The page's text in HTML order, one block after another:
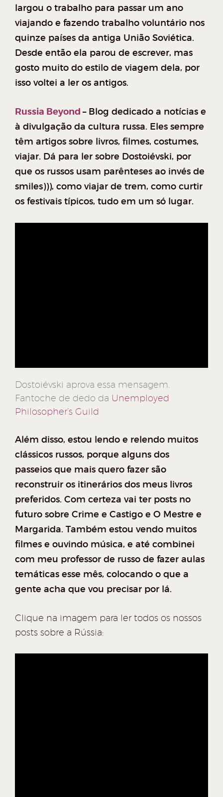
largou o trabalho para passar um ano
viajando e fazendo trabalho voluntário nos
quinze países da antiga União Soviética.
Desde então ela parou de escrever, mas
gosto muito do estilo de viagem dela, por
isso voltei a ler os antigos.
Russia Beyond – Blog dedicado a notícias e
à divulgação da cultura russa. Eles sempre
têm artigos sobre livros, filmes, costumes,
viajar. Dá para ler sobre Dostoiévski, por
que os russos usam parênteses ao invés de
smiles))), como viajar de trem, como curtir
os festivais típicos, tudo em um só lugar.
Dostoiévski aprova essa mensagem.
Fantoche de dedo da Unemployed
Philosopher’s Guild
Além disso, estou lendo e relendo muitos
clássicos russos, porque alguns dos
passeios que mais quero fazer são
reconstruir os itinerários dos meus livros
preferidos. Com certeza vai ter posts no
futuro sobre Crime e Castigo e O Mestre e
Margarida. Também estou vendo muitos
filmes e ouvindo música, e até combinei
com meu professor de russo de fazer aulas
temáticas esse mês, colocando o que a
gente acha que vou precisar por lá.
Clique na imagem para ler todos os nossos
posts sobre a Rússia: